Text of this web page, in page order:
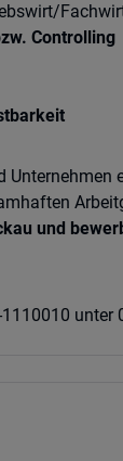
Controlling
und